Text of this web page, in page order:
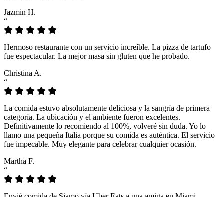
Jazmin H.
“
Hermoso restaurante con un servicio increíble. La pizza de tartufo
fue espectacular. La mejor masa sin gluten que he probado.
Christina A.
“
La comida estuvo absolutamente deliciosa y la sangría de primera
categoría. La ubicación y el ambiente fueron excelentes.
Definitivamente lo recomiendo al 100%, volveré sin duda. Yo lo
llamo una pequeña Italia porque su comida es auténtica. El servicio
fue impecable. Muy elegante para celebrar cualquier ocasión.
Martha F.
“